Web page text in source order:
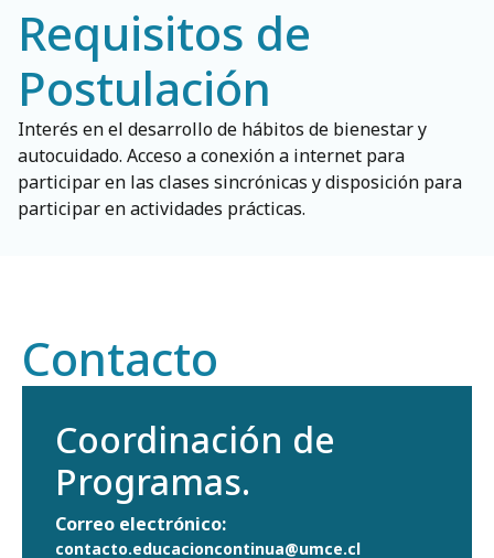
Requisitos de
Postulación
Interés en el desarrollo de hábitos de bienestar y
autocuidado. Acceso a conexión a internet para
participar en las clases sincrónicas y disposición para
participar en actividades prácticas.
Coordinación de
Programas.
Correo electrónico:
contacto.educacioncontinua@umce.cl
Contacto